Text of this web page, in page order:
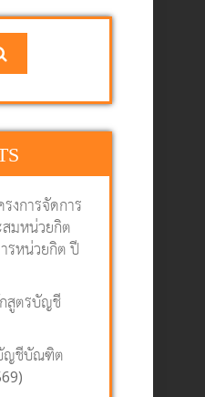
งการจัดการ
สมหน่วยกิต
รหน่วยกิต ปี
สูตรบัญชี
ญชีบัณฑิต